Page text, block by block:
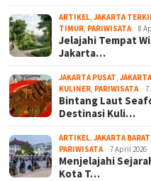
ARTIKEL ,JAKARTA
TIMUR PARIWISATA 8
Jelajahi Tempat
Jakarta…
JAKARTA PUSAT ,
KULINER PARIWISATA 7
Bintang Laut
Destinasi Kuli…
ARTIKEL ,JAKARTA BARAT
PARIWISATA
7 April 2026
Menjelajahi
Kota T…